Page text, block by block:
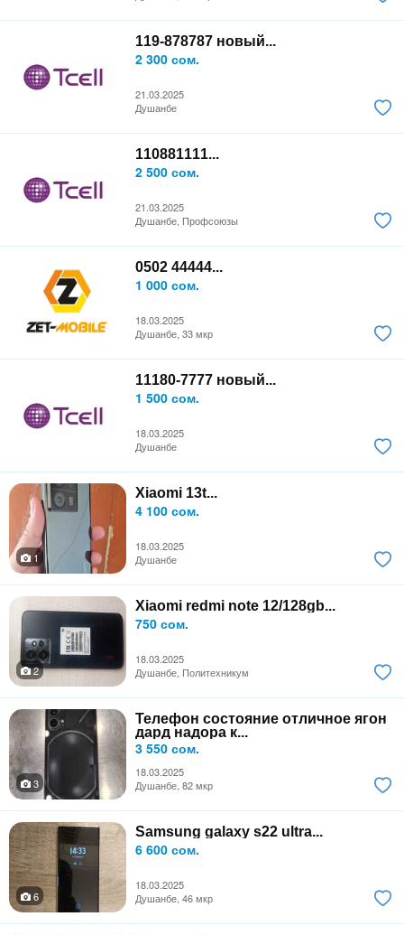
119-878787 новый...
2 300 сом.
21.03.2025
Душанбе
110881111...
2 500 сом.
21.03.2025
Душанбе, Профсоюзы
0502 44444...
1 000 сом.
18.03.2025
Душанбе, 33 мкр
11180-7777 новый...
1 500 сом.
18.03.2025
Душанбе
Xiaomi 13t...
4 100 сом.
18.03.2025
1
Душанбе
Xiaomi redmi note 12/128gb...
750 сом.
18.03.2025
2
Душанбе, Политехникум
Телефон состояние отличное ягон
дард надора к...
3 550 сом.
18.03.2025
3
Душанбе, 82 мкр
Samsung galaxy s22 ultra...
6 600 сом.
18.03.2025
6
Душанбе, 46 мкр